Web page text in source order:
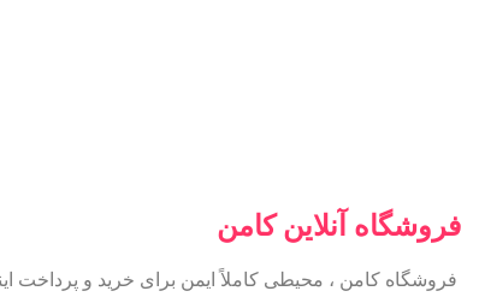
فروشگاه آنلاین کامن
فروشگاه کامن ، محیطی کاملاً ایمن برای خرید و پرداخت